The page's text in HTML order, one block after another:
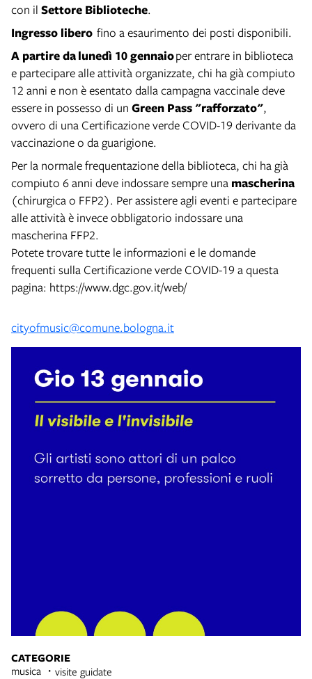
CATEGORIE
musica visite guidate
con il Settore Biblioteche.
Ingresso libero fino a esaurimento dei posti disponibili.
A partire da lunedì 10 gennaioper entrare in biblioteca
e partecipare alle attività organizzate, chi ha già compiuto
12 anni e non è esentato dalla campagna vaccinale deve
essere in possesso di un Green Pass "rafforzato",
ovvero di una Certificazione verde COVID-19 derivante da
vaccinazione o da guarigione.
Per la normale frequentazione della biblioteca, chi ha già
compiuto 6 anni deve indossare sempre una mascherina
(chirurgica o FFP2). Per assistere agli eventi e partecipare
alle attività è invece obbligatorio indossare una
mascherina FFP2.
Potete trovare tutte le informazioni e le domande
frequenti sulla Certificazione verde COVID-19 a questa
pagina: https://www.dgc.gov.it/web/
cityofmusic@comune.bologna.it